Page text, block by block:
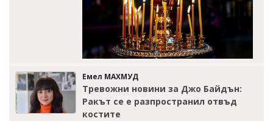
Емел МАХМУД
Тревожни новини за Джо Байдън:
Ракът се е разпространил отвъд
костите